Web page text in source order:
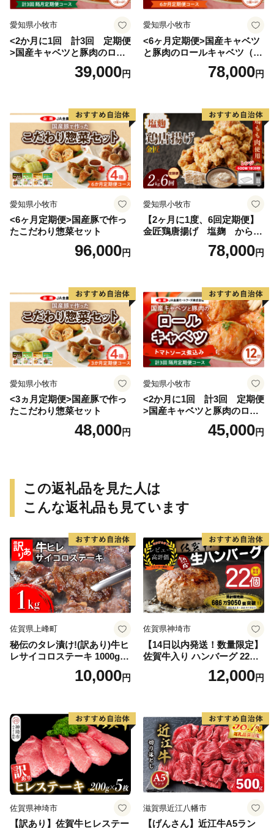
愛知県小牧市
<2か月に1回 計3回 定期便
>国産キャベツと豚肉のロー
ルキャベツ（4P入り）
39,000円
愛知県小牧市
<6ヶ月定期便>国産キャベツ
と豚肉のロールキャベツ（4P
78,000円
愛知県小牧市
<6ヶ月定期便>国産豚で作っ
たこだわり惣菜セット
96,000円
愛知県小牧市
【2ヶ月に1度、6回定期便】
金匠鶏唐揚げ 塩麹 からあ
78,000円
愛知県小牧市
<3ヵ月定期便>国産豚で作っ
たこだわり惣菜セット
48,000円
愛知県小牧市
<2か月に1回 計3回 定期便
>国産キャベツと豚肉のロー
ルキャベツ（6P入り）
45,000円
この返礼品を見た人は
こんな返礼品も見ています
佐賀県上峰町
秘伝のタレ漬け!(訳あり)牛ヒ
レサイコロステーキ 1000g
10,000円
佐賀県神埼市
【14日以内発送！数量限定】
佐賀牛入り ハンバーグ 22個
2.6kg(120g×22個)【佐賀牛
黒毛和牛 ブランド牛 九州 ハ
気】(H083106)
12,000円
佐賀県神埼市
【訳あり】佐賀牛ヒレステー
滋賀県近江八幡市
【げんさん】近江牛A5ラン